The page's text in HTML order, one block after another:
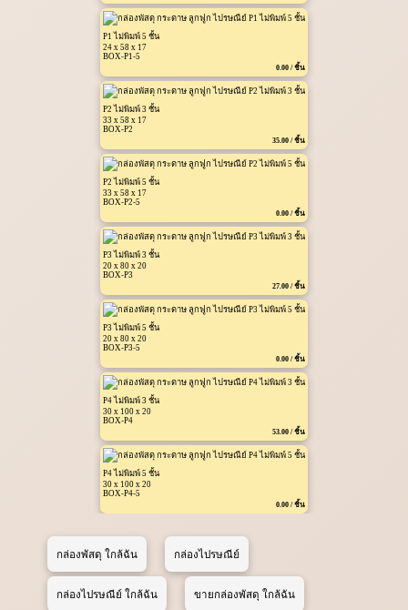
P1 ไม่พิมพ์ 5 ชั้น
24 x 58 x 17
BOX-P1-5
0.00 / ชิ้น
P2 ไม่พิมพ์ 3 ชั้น
33 x 58 x 17
BOX-P2
35.00 / ชิ้น
P2 ไม่พิมพ์ 5 ชั้น
33 x 58 x 17
BOX-P2-5
0.00 / ชิ้น
P3 ไม่พิมพ์ 3 ชั้น
20 x 80 x 20
BOX-P3
27.00 / ชิ้น
P3 ไม่พิมพ์ 5 ชั้น
20 x 80 x 20
BOX-P3-5
0.00 / ชิ้น
P4 ไม่พิมพ์ 3 ชั้น
30 x 100 x 20
BOX-P4
53.00 / ชิ้น
P4 ไม่พิมพ์ 5 ชั้น
30 x 100 x 20
BOX-P4-5
0.00 / ชิ้น
กล่องพัสดุ ใกล้ฉัน กล่องไปรษณีย์
กล่องไปรษณีย์ ใกล้ฉัน ขายกล่องพัสดุ ใกล้ฉัน